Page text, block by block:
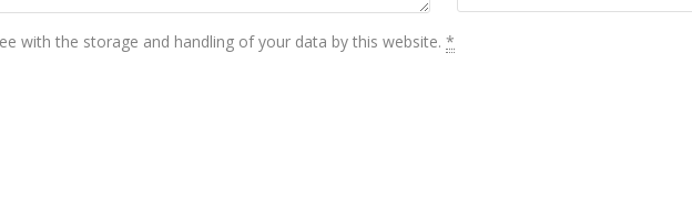
with the storage and handling of your data by this website. *